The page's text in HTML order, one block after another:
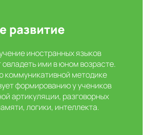
развитие
иностранных языков
овладеть ими в юном возрасте.
коммуникативной методике
формированию у учеников
артикуляции, разговорных
логики, интеллекта.